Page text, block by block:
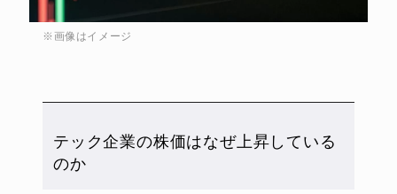
※画像はイメージ
テック企業の株価はなぜ上昇している
のか